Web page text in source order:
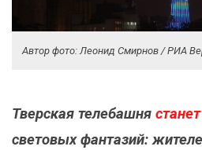
Автор фото: Леонид Смирнов / РИА
Тверская телебашня станет
световых фантазий: